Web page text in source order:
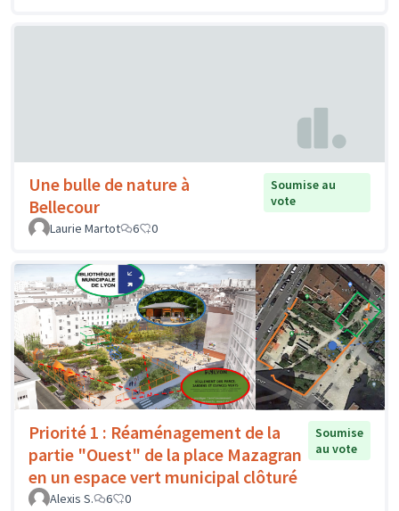
Une bulle de nature à
Bellecour
Soumise au
vote
Laurie Martot
6 0
Priorité 1 : Réaménagement de la
partie "Ouest" de la place Mazagran
en un espace vert municipal clôturé
Soumise
au vote
Alexis S. 6 0